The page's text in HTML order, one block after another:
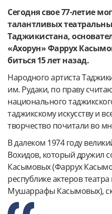
Сегодня свое 77-летие
талантливых
Таджикистана,
«Ахорун» Фаррух
биться 15 лет назад.
Народного артиста
им. Рудаки, по праву
национального
таджикскому искусству и
творчество почитали во
В далеком 1974 году
Вохидов, который дружил
Касымовых (Фаррух
республике актеров
Мушаррафы Касымовых),